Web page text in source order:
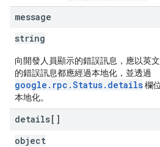
message
string
向開發人員顯示的錯誤訊息，應以英
的錯誤訊息都應經過本地化，並透過
google.rpc.Status.details欄
本地化。
details[]
object